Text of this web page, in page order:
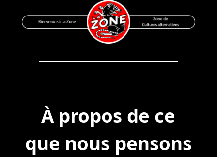
to
Bienvenue à La Zone
Zone de Cultures Alternatives
À propos de ce
que nous pensons